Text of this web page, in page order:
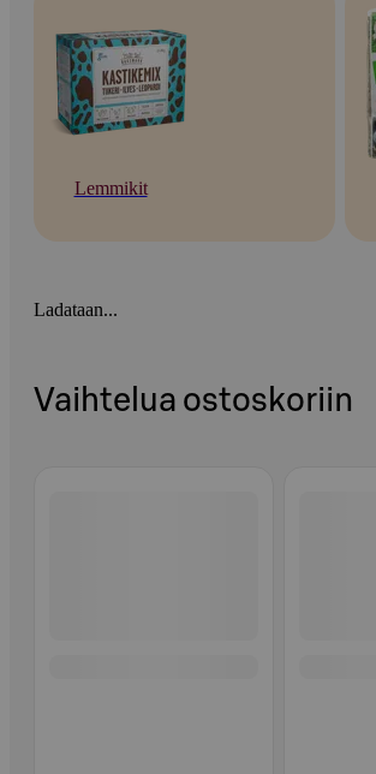
Lemmikit
Ladataan...
Vaihtelua ostoskoriin